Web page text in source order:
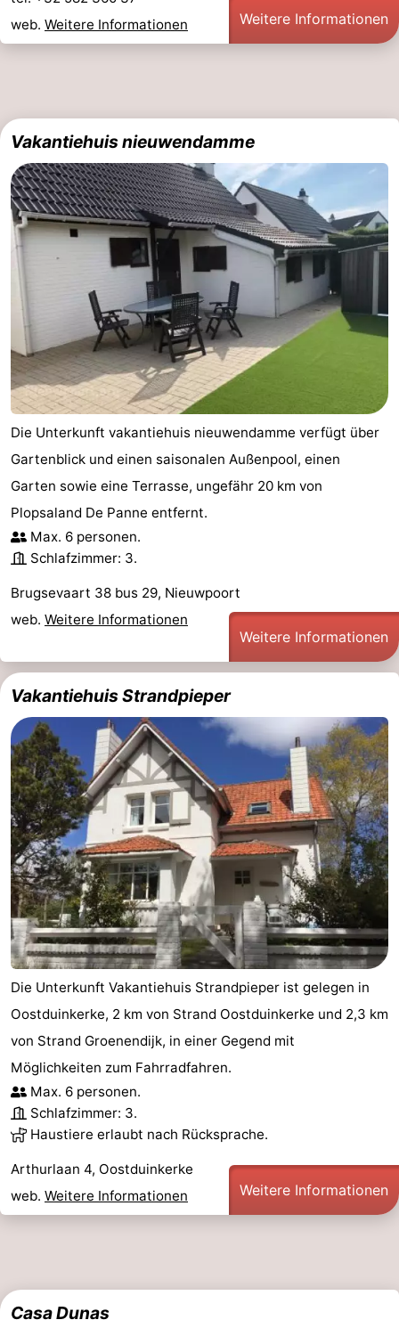
web. Weitere Informationen Weitere Informationen
Vakantiehuis nieuwendamme
Die Unterkunft vakantiehuis nieuwendamme verfügt über
Gartenblick und einen saisonalen Außenpool, einen
Garten sowie eine Terrasse, ungefähr 20 km von
Plopsaland De Panne entfernt.
Max. 6 personen.
Schlafzimmer: 3.
Brugsevaart 38 bus 29, Nieuwpoort
web. Weitere Informationen
Weitere Informationen
Vakantiehuis Strandpieper
Die Unterkunft Vakantiehuis Strandpieper ist gelegen in
Oostduinkerke, 2 km von Strand Oostduinkerke und 2,3 km
von Strand Groenendijk, in einer Gegend mit
Möglichkeiten zum Fahrradfahren.
Max. 6 personen.
Schlafzimmer: 3.
Haustiere erlaubt nach Rücksprache.
Arthurlaan 4, Oostduinkerke
web. Weitere Informationen Weitere Informationen
Casa Dunas